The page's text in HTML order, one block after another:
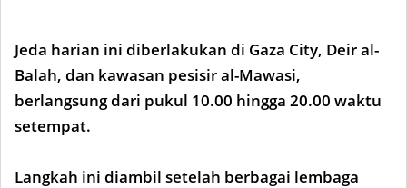
Jeda harian ini diberlakukan di Gaza City, Deir al-
Balah, dan kawasan pesisir al-Mawasi,
berlangsung dari pukul 10.00 hingga 20.00 waktu
setempat.
Langkah ini diambil setelah berbagai lembaga